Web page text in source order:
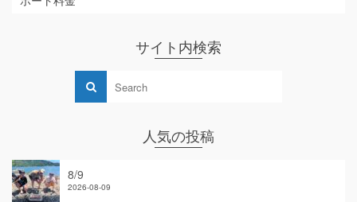
サイト内検索
人気の投稿
8/9
2026-08-09